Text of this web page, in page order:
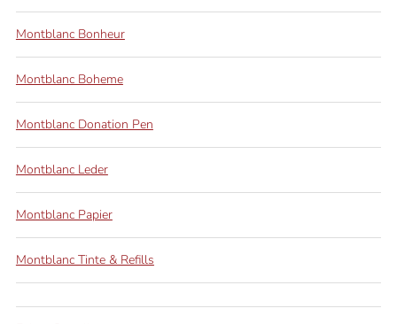
Montblanc Bonheur
Montblanc Boheme
Montblanc Donation Pen
Montblanc Leder
Montblanc Papier
Montblanc Tinte & Refills